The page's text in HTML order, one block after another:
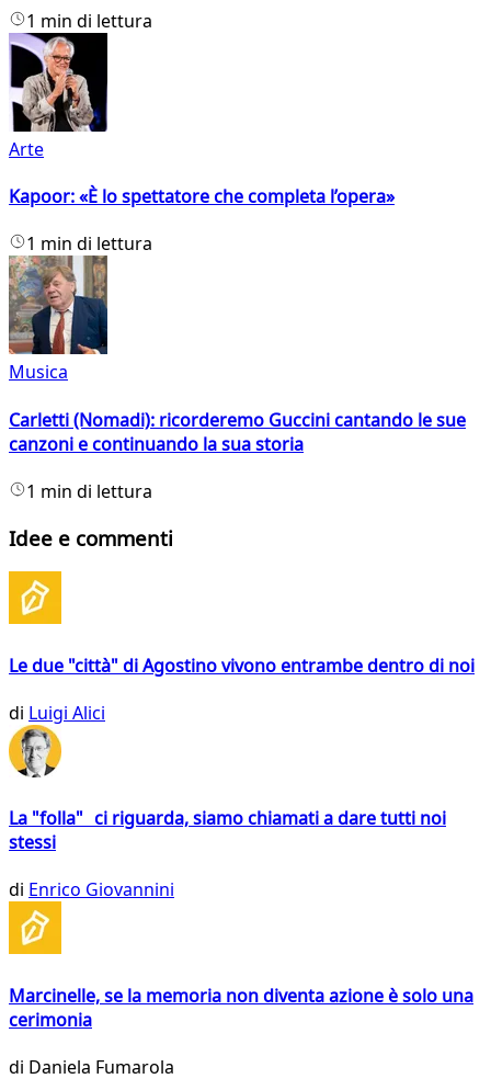
1 min di lettura
Arte
Kapoor: «È lo spettatore che completa l’opera»
1 min di lettura
Musica
Carletti (Nomadi): ricorderemo Guccini cantando le sue
canzoni e continuando la sua storia
1 min di lettura
Idee e commenti
Le due "città" di Agostino vivono entrambe dentro di noi
di Luigi Alici
La "folla" ci riguarda, siamo chiamati a dare tutti noi
stessi
di Enrico Giovannini
Marcinelle, se la memoria non diventa azione è solo una
cerimonia
di Daniela Fumarola